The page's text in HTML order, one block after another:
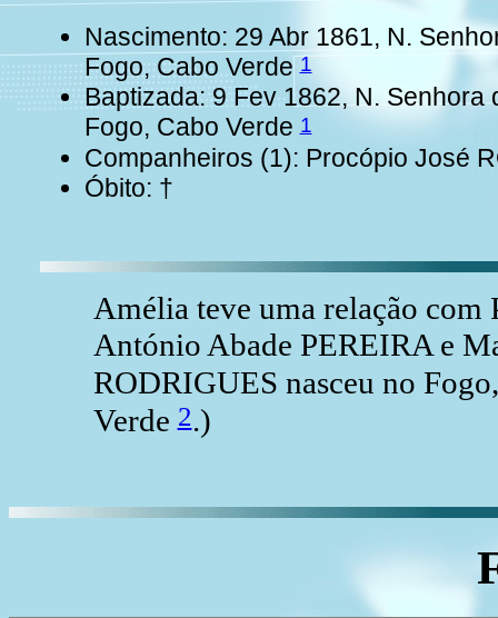
Nascimento: 29 Abr 1861, N.
Fogo, Cabo Verde1
Baptizada: 9 Fev 1862, N. Senhora
Fogo, Cabo Verde1
Companheiros (1): Procópio José
Óbito: †
Amélia teve uma relação
António Abade PEREIRA e
RODRIGUES nasceu no
Verde2.)